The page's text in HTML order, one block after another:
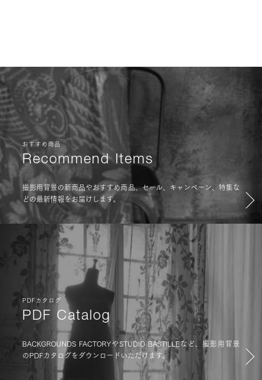
おすすめ商品
Recommend Items
撮影用背景の新商品やおすすめ商品、セール、キャンペーン、特集な
どの最新情報をお届けします。
PDFカタログ
PDF Catalog
BACKGROUNDS FACTORYやSTUDIO BASTILLEなど、撮影用背景
のPDFカタログをダウンロードいただけます。